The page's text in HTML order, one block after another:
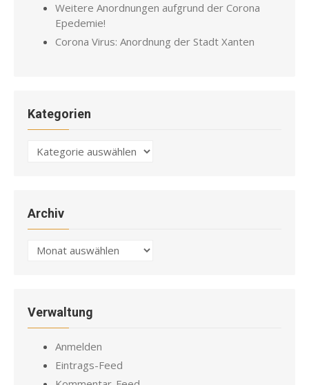
Weitere Anordnungen aufgrund der Corona
Epedemie!
Corona Virus: Anordnung der Stadt Xanten
Kategorien
Kategorien
Archiv
Archiv
Verwaltung
Anmelden
Eintrags-Feed